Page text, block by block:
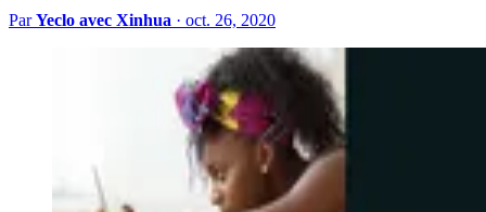
ParYeclo avec Xinhua · oct. 26, 2020